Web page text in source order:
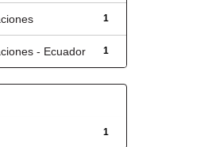
1
1
- Ecuador
1